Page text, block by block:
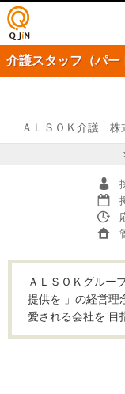
仕事
探し
の求
Q-JiN
介護スタッフ（パー
ＡＬＳＯＫ介護 株
ＡＬＳＯＫグルー
提供を 」の経営理
愛される会社を 目